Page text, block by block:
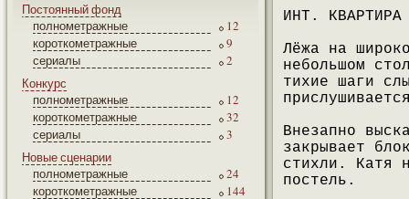
Постоянный фонд
полнометражные
12
короткометражные
9
сериалы
2
Конкурс
полнометражные
12
короткометражные
32
сериалы
3
Новые сценарии
полнометражные
24
короткометражные
144
ИНТ. КВАРТИРА
Лёжа на
небольшом
тихие шаги
Внезапно
закрывает
стихли. Катя
постель.